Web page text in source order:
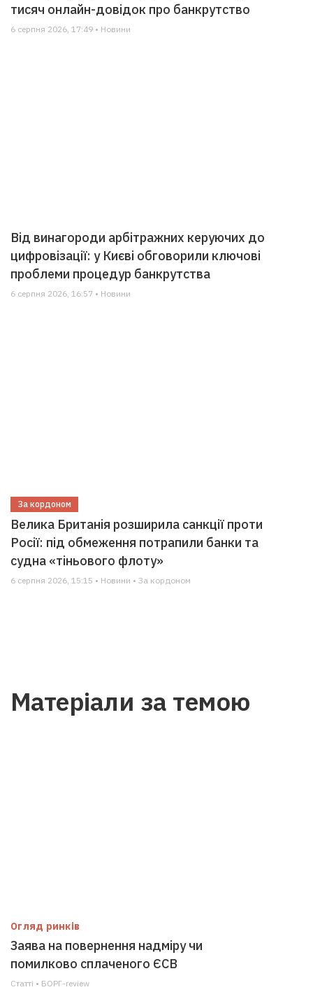
тисяч онлайн-довідок про банкрутство
6 серпня 2026, 17:49 • Новини
Від винагороди арбітражних керуючих до
цифровізації: у Києві обговорили ключові
проблеми процедур банкрутства
6 серпня 2026, 16:57 • Новини
За кордоном
Велика Британія розширила санкції проти
Росії: під обмеження потрапили банки та
судна «тіньового флоту»
6 серпня 2026, 15:15 • Новини • За кордоном
Матеріали за темою
Огляд ринків
Заява на повернення надміру чи
помилково сплаченого ЄСВ
Статті • БОРГ-review